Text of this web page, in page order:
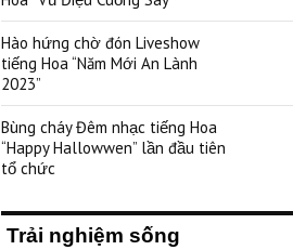
Hào hứng chờ đón Liveshow
tiếng Hoa “Năm Mới An Lành
2023”
Bùng cháy Đêm nhạc tiếng Hoa
“Happy Hallowwen” lần đầu tiên
tổ chức
Trải nghiệm sống